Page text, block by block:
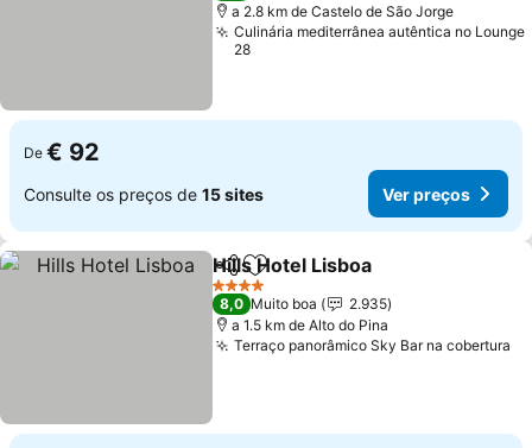
a 2.8 km de Castelo de São Jorge
Culinária mediterrânea autêntica no Lounge
28
De € 92
Consulte os preços de 15 sites Ver preços
PartilharAdicionar aos favoritos
Hills Hotel Lisboa
4 Estrelas
8,0 Muito boa
2.935
a 1.5 km de Alto do Pina
Terraço panorâmico Sky Bar na cobertura